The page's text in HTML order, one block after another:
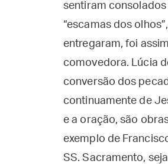
sentiram consolados
“escamas dos
entregaram, foi
comovedora. Lúcia
conversão dos
continuamente de
e a oração, são
exemplo de
SS. Sacramento,